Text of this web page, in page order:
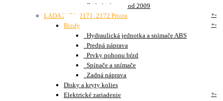
Zadná náprava od 2009
LADA 2170, 2171, 2172 Priora
+-
Brzdy
+-
Hydraulická jednotka a snímače ABS
Predná náprava
Prvky pohonu bŕzd
Spínače a snímače
Zadná náprava
Disky a kryty kolies
Elektrické zariadenie
+-